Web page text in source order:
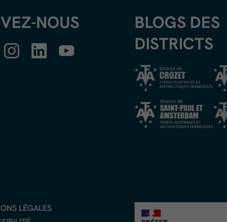
NOUS
BLOGS DES
DISTRICTS
LÉGALES